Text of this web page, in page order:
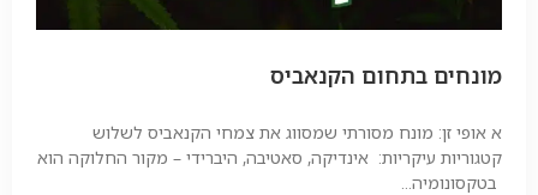
מונחים בתחום הקנאביס
א אופי זן: מונח מסורתי שמסווג את צמחי הקנאביס לשלוש
קטגוריות עיקריות: אינדיקה, סאטיבה, היברידי – מקור החלוקה הוא
בטקסונומיה...